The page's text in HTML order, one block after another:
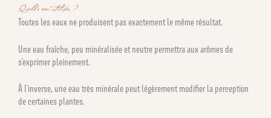
Quelle eau utiliser ?
Toutes les eaux ne produisent pas exactement le même résultat.
Une eau fraîche, peu minéralisée et neutre permettra aux arômes de
s’exprimer pleinement.
À l’inverse, une eau très minérale peut légèrement modifier la perception
de certaines plantes.